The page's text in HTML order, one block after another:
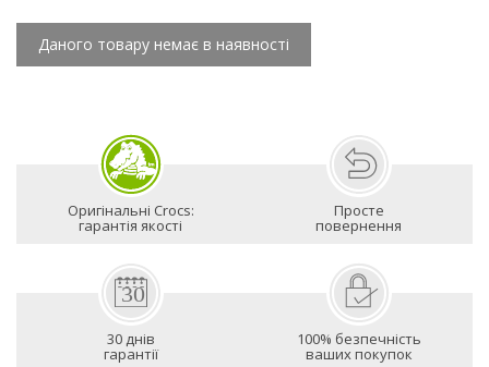
Даного товару немає в наявності
Оригінальні Crocs:
гарантія якості
Просте
повернення
30 днів
гарантії
100% безпечність
ваших покупок